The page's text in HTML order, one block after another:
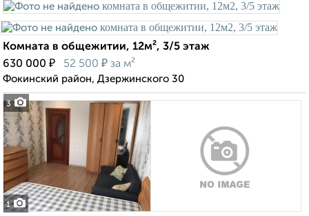
3
Комната в общежитии, 12м², 3/5 этаж
630 000 ₽ 52 500 ₽ за м²
Фокинский район, Дзержинского 30
1